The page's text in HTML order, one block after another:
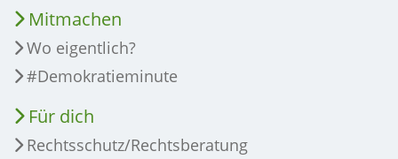
Mitmachen
Wo eigentlich?
#Demokratieminute
Für dich
Rechtsschutz/Rechtsberatung